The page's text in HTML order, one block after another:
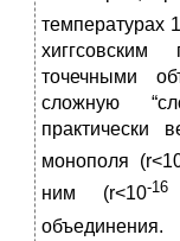
температурах
точечными
сложную
практически
монополя
ним (r<10-16